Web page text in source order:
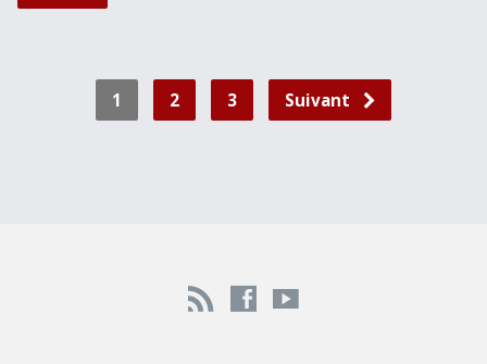
1 2 3 Suivant